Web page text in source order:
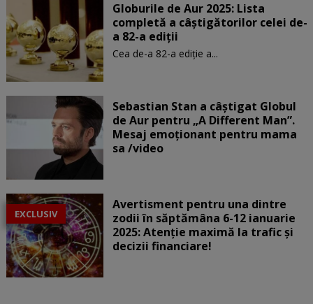
Globurile de Aur 2025: Lista
completă a câștigătorilor celei de-
a 82-a ediții
Cea de-a 82-a ediție a...
Sebastian Stan a câștigat Globul
de Aur pentru „A Different Man”.
Mesaj emoționant pentru mama
sa /video
EXCLUSIV
Avertisment pentru una dintre
zodii în săptămâna 6-12 ianuarie
2025: Atenție maximă la trafic și
decizii financiare!